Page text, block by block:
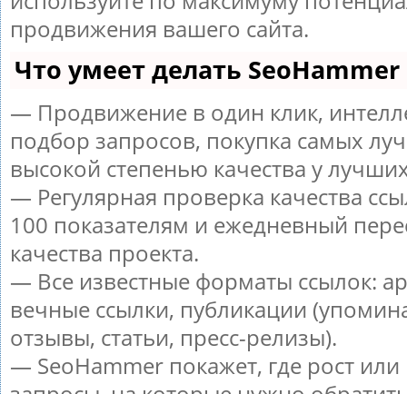
продвижения вашего сайта.
Что умеет делать SeoHammer
— Продвижение в один клик,
подбор запросов, покупка самых
высокой степенью качества у
— Регулярная проверка качества
100 показателям и ежедневный
качества проекта.
— Все известные форматы ссылок:
вечные ссылки, публикации
отзывы, статьи, пресс-релизы).
— SeoHammer покажет, где рост или